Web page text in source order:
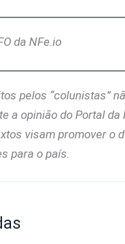
da NFe.io
pelos “colunistas”
a opinião do Portal da
visam promover o
para o país.